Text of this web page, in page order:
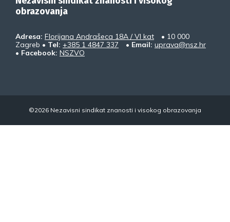
obrazovanja
Adresa: Florijana Andrašeca 18A / VI kat
• 10 000
Zagreb • Tel: +385 1 4847 337 • Email: uprava@nsz.hr
• Facebook: NSZVO
©2026 Nezavisni sindikat znanosti i visokog obrazovanja